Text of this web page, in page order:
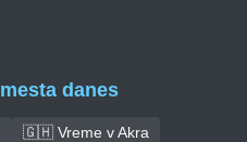
danes
🇬🇭 Vreme v Akra